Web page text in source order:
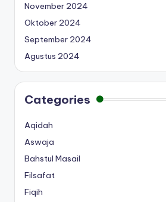
November 2024
Oktober 2024
September 2024
Agustus 2024
Categories
Aqidah
Aswaja
Bahstul Masail
Filsafat
Fiqih